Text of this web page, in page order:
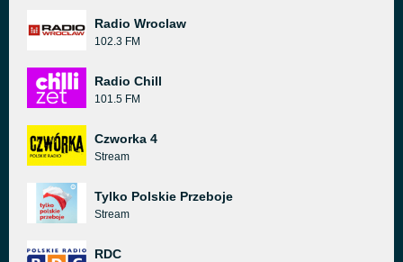
Radio Wroclaw
102.3 FM
Radio Chill
101.5 FM
Czworka 4
Stream
Tylko Polskie Przeboje
Stream
RDC